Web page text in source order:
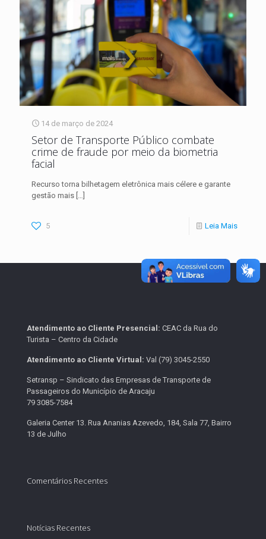
14 de março de 2024
Setor de Transporte Público combate
crime de fraude por meio da biometria
facial
Recurso torna bilhetagem eletrônica mais célere e garante
gestão mais […]
5 Leia Mais
Atendimento ao Cliente Presencial: CEAC da Rua do
Turista – Centro da Cidade
Atendimento ao Cliente Virtual: Val (79) 3045-2550
Setransp – Sindicato das Empresas de Transporte de
Passageiros do Município de Aracaju
79 3085-7584
Galeria Center 13. Rua Ananias Azevedo, 184, Sala 77, Bairro
13 de Julho
Comentários Recentes
Notícias Recentes